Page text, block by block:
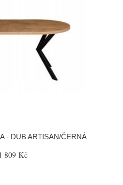
- DUB ARTISAN/ČERNÁ
809 Kč